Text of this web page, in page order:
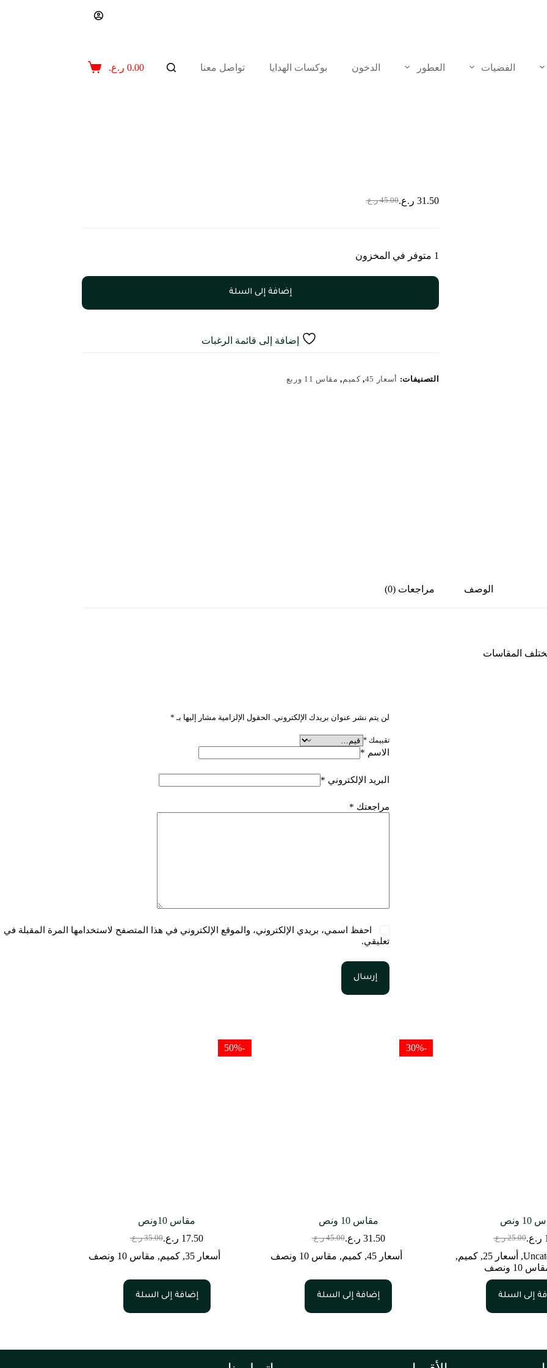
الفضيات العطور الدخون بوكسات الهدايا تواصل معنا 0.00 ر.ع.
45.00 ر.ع. 31.50 ر.ع.
1 متوفر في المخزون
إضافة إلى السلة
إضافة إلى قائمة الرغبات
التصنيفات: أسعار 45 ,كميم , مقاس 11 وربع
الوصف مراجعات (0)
المقاسات
لن يتم نشر عنوان بريدك الإلكتروني. الحقول الإلزامية مشار إليها بـ *
تقييمك *
الاسم *
البريد الإلكتروني *
مراجعتك *
احفظ اسمي، بريدي الإلكتروني، والموقع الإلكتروني في هذا المتصفح لاستخدامها المرة المقبلة في
تعليقي.
إرسال
ونص
25.00 ر.ع.
ر.ع.
, أسعار 25 , كميم,
10 ونصف
إلى السلة
-30%
مقاس 10 ونص
45.00 ر.ع. 31.50 ر.ع.
أسعار 45
,كميم, مقاس 10 ونصف
إضافة إلى السلة
-50%
مقاس 10ونص
35.00 ر.ع. 17.50 ر.ع.
أسعار 35
, كميم, مقاس 10 ونصف
إضافة إلى السلة